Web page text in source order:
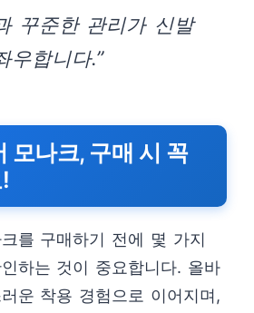
꾸준한 관리가 신발
우합니다.”
모나크, 구매 시 꼭
를 구매하기 전에 몇 가지
하는 것이 중요합니다. 올바
운 착용 경험으로 이어지며,